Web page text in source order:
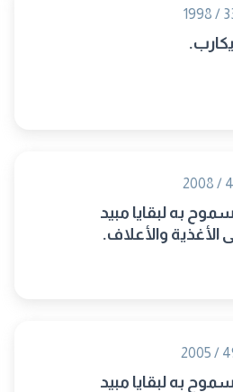
به لبقايا مبيد
والأعلاف.
به لبقايا مبيد